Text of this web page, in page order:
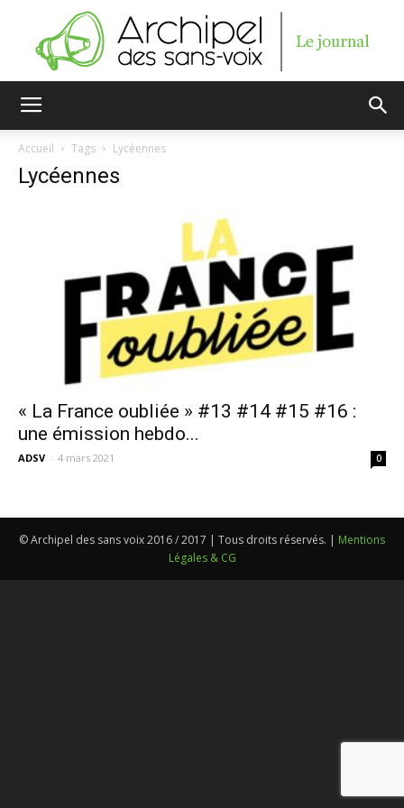
sans-
voix
Accueil Tags Lycéennes
Lycéennes
« La France oubliée » #13 #14 #15 #16 :
une émission hebdo...
ADSV - 4 mars 2021 0
© Archipel des sans voix 2016 / 2017 | Tous droits réservés. | Mentions
Légales & CG